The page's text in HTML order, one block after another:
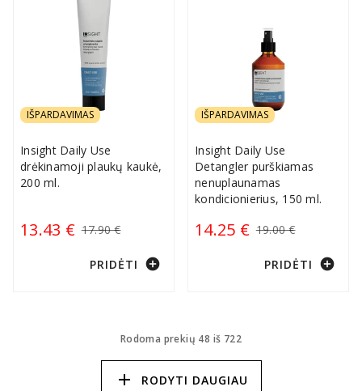
IŠPARDAVIMAS
Insight Daily Use
drėkinamoji plaukų kaukė,
200 ml.
13.43 € 17.90 €
PRIDĖTI add_circle
IŠPARDAVIMAS
Insight Daily Use
Detangler purškiamas
nenuplaunamas
kondicionierius, 150 ml.
14.25 € 19.00 €
PRIDĖTI add_circle
Rodoma prekių 48 iš 722
add RODYTI DAUGIAU